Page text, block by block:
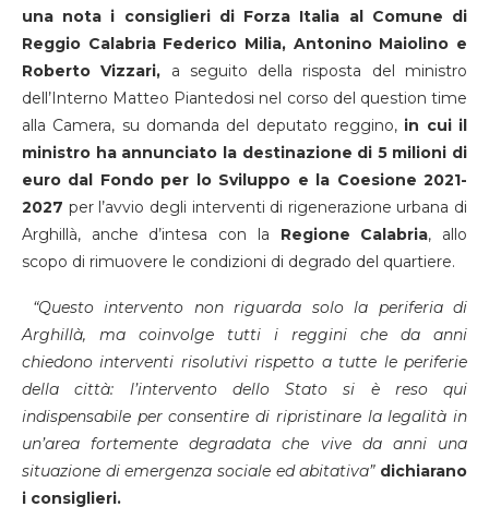
una nota i consiglieri di Forza Italia al Comune di
Reggio Calabria Federico Milia, Antonino Maiolino e
Roberto Vizzari, a seguito della risposta del ministro
dell’Interno Matteo Piantedosi nel corso del question time
alla Camera, su domanda del deputato reggino, in cui il
ministro ha annunciato la destinazione di 5 milioni di
euro dal Fondo per lo Sviluppo e la Coesione 2021-
2027 per l’avvio degli interventi di rigenerazione urbana di
Arghillà, anche d’intesa con la Regione Calabria, allo
scopo di rimuovere le condizioni di degrado del quartiere.
“Questo intervento non riguarda solo la periferia di
Arghillà, ma coinvolge tutti i reggini che da anni
chiedono interventi risolutivi rispetto a tutte le periferie
della città: l’intervento dello Stato si è reso qui
indispensabile per consentire di ripristinare la legalità in
un’area fortemente degradata che vive da anni una
situazione di emergenza sociale ed abitativa” dichiarano
i consiglieri.